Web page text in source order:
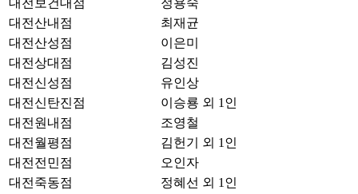
대전보건대점
정용숙
대전산내점
최재균
대전산성점
이은미
대전상대점
김성진
대전신성점
유인상
대전신탄진점
이승룡 외 1인
대전원내점
조영철
대전월평점
김헌기 외 1인
대전전민점
오인자
대전죽동점
정혜선 외 1인